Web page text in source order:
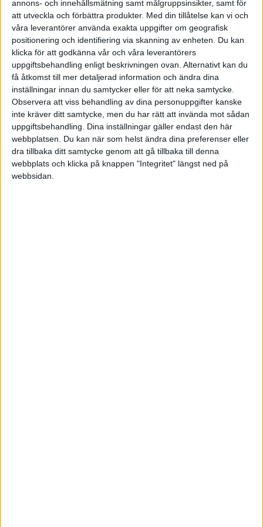
annons- och innehållsmätning samt målgruppsinsikter, samt för
att utveckla och förbättra produkter. Med din tillåtelse kan vi och
våra leverantörer använda exakta uppgifter om geografisk
positionering och identifiering via skanning av enheten. Du kan
klicka för att godkänna vår och våra leverantörers
uppgiftsbehandling enligt beskrivningen ovan. Alternativt kan du
få åtkomst till mer detaljerad information och ändra dina
inställningar innan du samtycker eller för att neka samtycke.
Observera att viss behandling av dina personuppgifter kanske
inte kräver ditt samtycke, men du har rätt att invända mot sådan
uppgiftsbehandling. Dina inställningar gäller endast den här
webbplatsen. Du kan när som helst ändra dina preferenser eller
dra tillbaka ditt samtycke genom att gå tillbaka till denna
webbplats och klicka på knappen "Integritet" längst ned på
webbsidan.
med att det är så här hjärnan vill ha det. Tydliga
besked om vad som ska göras, fokustid när den
utför kognitivt krävande uppgifter och lite pauser
mellan olika uppgifter.
Med en klok och sund planering är det också så
mycket lättare att säga ett lugnt och bestämt nej när
andra drar i en. Man får helt enkelt bättre koll på
tiden och vad den ska användas till samtidigt som
känslan för hur lång tid olika uppgifter tar ökar.
Många som jag tränat i mental ergonomi upptäcker